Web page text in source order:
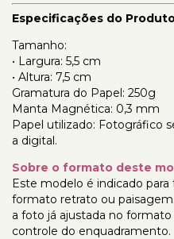
Especificações do
Tamanho:
• Largura: 5,5 cm
• Altura: 7,5 cm
Gramatura do Papel: 250g
Manta Magnética: 0,3 mm
Papel utilizado: Fotográfico
a digital.
Sobre o formato deste
Este modelo é indicado
formato retrato ou
a foto já ajustada no
controle do enquadramento.